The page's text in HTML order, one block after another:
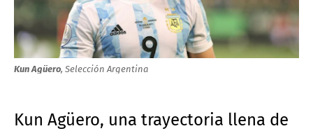
Kun Agüero, Selección Argentina
Kun Agüero, una trayectoria llena de